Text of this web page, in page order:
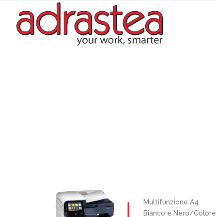
Multifunzione A4
Bianco e Nero/Colore